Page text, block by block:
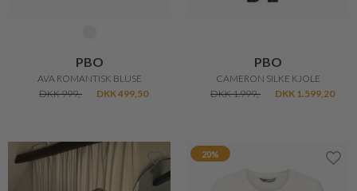
PBO
AVA ROMANTISK BLUSE
DKK 999,-
DKK 499,50
PBO
CAMERON SILKE KJOLE
DKK 1.999,-
DKK 1.599,20
20%